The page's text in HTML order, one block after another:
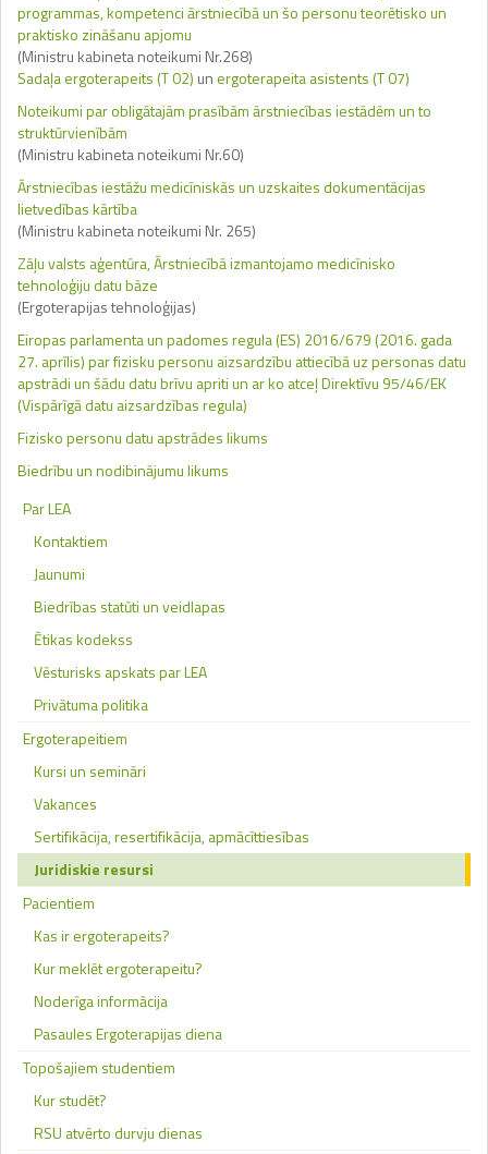
programmas, kompetenci ārstniecībā un šo personu teorētisko un
praktisko zināšanu apjomu
(Ministru kabineta noteikumi Nr.268)
Sadaļa ergoterapeits (T 02) un ergoterapeita asistents (T 07)
Noteikumi par obligātajām prasībām ārstniecības iestādēm un to
struktūrvienībām
(Ministru kabineta noteikumi Nr.60)
Ārstniecības iestāžu medicīniskās un uzskaites dokumentācijas
lietvedības kārtība
(Ministru kabineta noteikumi Nr. 265)
Zāļu valsts aģentūra, Ārstniecībā izmantojamo medicīnisko
tehnoloģiju datu bāze
(Ergoterapijas tehnoloģijas)
Eiropas parlamenta un padomes regula (ES) 2016/679 (2016. gada
27. aprīlis) par fizisku personu aizsardzību attiecībā uz personas datu
apstrādi un šādu datu brīvu apriti un ar ko atceļ Direktīvu 95/46/EK
(Vispārīgā datu aizsardzības regula)
Fizisko personu datu apstrādes likums
Biedrību un nodibinājumu likums
Par LEA
Kontaktiem
Jaunumi
Biedrības statūti un veidlapas
Ētikas kodekss
Vēsturisks apskats par LEA
Privātuma politika
Ergoterapeitiem
Kursi un semināri
Vakances
Sertifikācija, resertifikācija, apmācīttiesības
Juridiskie resursi
Pacientiem
Kas ir ergoterapeits?
Kur meklēt ergoterapeitu?
Noderīga informācija
Pasaules Ergoterapijas diena
Topošajiem studentiem
Kur studēt?
RSU atvērto durvju dienas